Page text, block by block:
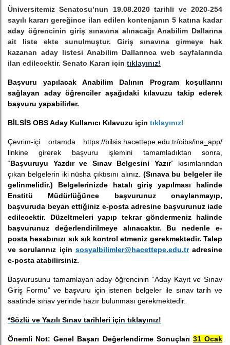
Üniversitemiz Senatosu’nun 19.08.2020 tarihli ve 2020-254
sayılı kararı gereğince ilan edilen kontenjanın 5 katına kadar
aday öğrencinin giriş sınavına alınacağı Anabilim Dallarına
ait liste ekte sunulmuştur. Giriş sınavına girmeye hak
kazanan aday listesi Anabilim Dallarınca web sayfalarında
ilan edilecektir. Senato Kararı için tıklayınız!
Başvuru yapılacak Anabilim Dalının Program koşullarını
sağlayan aday öğrenciler aşağıdaki kılavuzu takip ederek
başvuru yapabilirler.
BİLSİS OBS Aday Kullanıcı Kılavuzu için tıklayınız!
Çevrim-içi ortamda https://bilsis.hacettepe.edu.tr/oibs/ina_app/
linkine girerek başvuru işlemini tamamladıktan sonra,
“Başvuruyu Yazdır ve Sınav Belgesini Yazır” kısımlarından
çıkan belgelerin iki nüsha çıktısını alınız. (Sınava bu belgeler ile
gelinmelidir.) Belgelerinizde hatalı giriş yapılması halinde
Enstitü Müdürlüğünce başvurunuz onaylanmayıp,
başvuruda beyan ettiğiniz e-posta adresine başvurunuz iade
edilecektir. Düzeltmeleri yapıp tekrar göndermeniz halinde
başvurunuz değerlendirilmeye alınacaktır. Bu nedenle e-
posta hesabınızı sık sık kontrol etmeniz gerekmektedir. Talep
ve sorularınız için sosyalbilimler@hacettepe.edu.tradresine
e-posta atabilirsiniz.
Başvurusunu tamamlayan aday öğrencinin “Aday Kayıt ve Sınav
Giriş Formu” ve başvuru için istenen belgeler ile sınav tarih ve
saatinde sınav yerinde hazır bulunması gerekmektedir.
*Sözlü ve Yazılı Sınav tarihleri için tıklayınız!
Önemli Not: Genel Başarı Değerlendirme Sonuçları 31 Ocak